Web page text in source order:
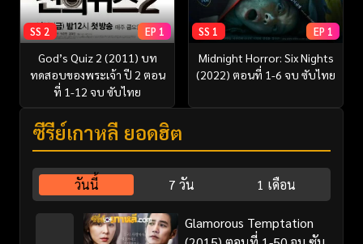
SS 2 EP 1
God’s Quiz 2 (2011) บท
ทดสอบของพระเจ้า ปี 2 ตอน
ที่ 1-12 จบ ซับไทย
SS 1 EP 1
Midnight Horror: Six Nights
(2022) ตอนที่ 1-6 จบ ซับไทย
ซีรี่ย์เกาหลี ยอดฮิต
วันนี้ 7 วัน 1 เดือน
Glamorous Temptation